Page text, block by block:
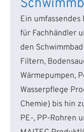
Ein
für Fachhändler
den
Filtern,
Wärmepumpen,
Wasserpflege
Chemie) bis hin
PE-, PP-Rohren